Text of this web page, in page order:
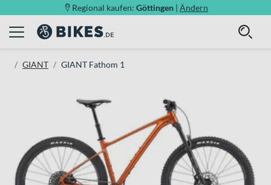
Regional kaufen: Göttingen | Ändern
GIANT GIANT Fathom 1